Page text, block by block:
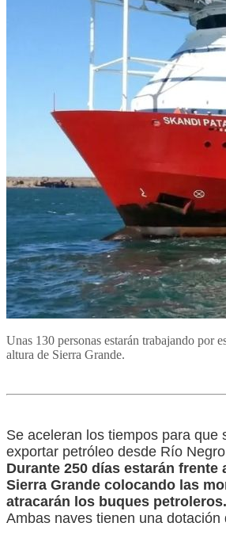
Unas 130 personas estarán trabajando por
altura de Sierra Grande.
Se aceleran los tiempos para que
exportar petróleo desde Río
Durante 250 días estarán frente
Sierra Grande colocando las
atracarán los buques petroleros.
Ambas naves tienen una dotación